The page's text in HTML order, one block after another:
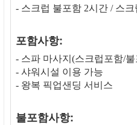
- 스크럽 불포함 2시간 / 스
포함사항:
- 스파 마사지(스크럽포함/
- 샤워시설 이용 가능
- 왕복 픽업샌딩 서비스
불포함사항: